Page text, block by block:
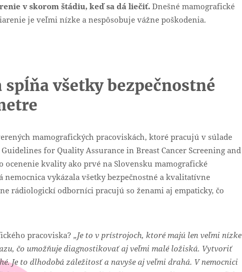
v skorom štádiu, keď sa dá liečiť. Dnešné mamografické
je veľmi nízke a nespôsobuje vážne poškodenia.
všetky bezpečnostné
mamografických pracoviskách, ktoré pracujú v súlade
for Quality Assurance in Breast Cancer Screening and
ocenenie kvality ako prvé na Slovensku mamografické
vykázala všetky bezpečnostné a kvalitatívne
rádiologickí odborníci pracujú so ženami aj empaticky, čo
pracoviska? „Je to v prístrojoch, ktoré majú len veľmi nízke
čo umožňuje diagnostikovať aj veľmi malé ložiská. Vytvoriť
Je to dlhodobá záležitosť a navyše aj veľmi drahá. V nemocnici